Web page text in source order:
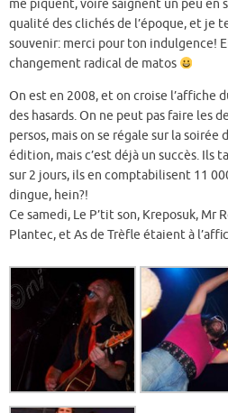
me piquent, voire saignent un peu en
qualité des clichés de l’époque, et je
souvenir: merci pour ton indulgence!
changement radical de matos
On est en 2008, et on croise l’affiche
des hasards. On ne peut pas faire les
persos, mais on se régale sur la soirée
édition, mais c’est déjà un succès. Ils
sur 2 jours, ils en comptabilisent 11
dingue, hein?!
Ce samedi, Le P’tit son, Kreposuk, Mr
Plantec, et As de Trèfle étaient à